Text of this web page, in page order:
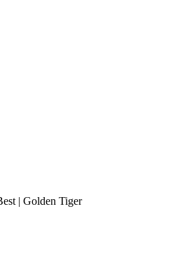
| Golden Tiger